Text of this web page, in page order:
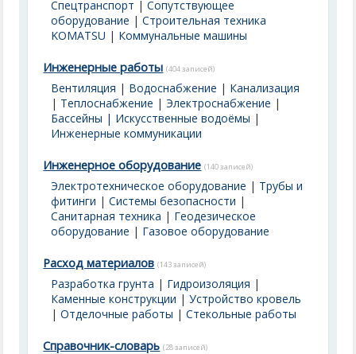
Спецтранспорт |Сопутствующее
оборудование |Строительная техника
KOMATSU | Коммунальные машины
Инженерные работы (404 записей)
Вентиляция | Водоснабжение | Канализация
| Теплоснабжение |Электроснабжение |
Бассейны | Искусственные водоёмы |
Инженерные коммуникации
Инженерное оборудование (140 записей)
Электротехническое оборудование | Трубы и
фитинги |Системы безопасности |
Санитарная техника | Геодезическое
оборудование | Газовое оборудование
Расход материалов (143 записей)
Разработка грунта | Гидроизоляция |
Каменные конструкции |Устройство кровель
|Отделочные работы |Стекольные работы
Справочник-словарь (28 записей)